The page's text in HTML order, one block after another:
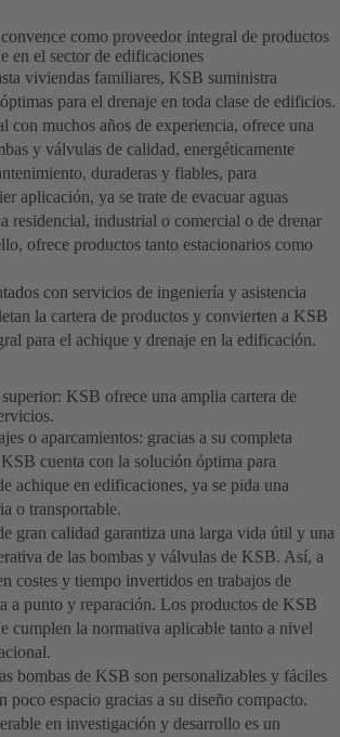
como proveedor integral de productos
en el sector de edificaciones
viviendas familiares, KSB suministra
para el drenaje en toda clase de edificios.
con muchos años de experiencia, ofrece una
y válvulas de calidad, energéticamente
duraderas y fiables, para
aplicación, ya se trate de evacuar aguas
residencial, industrial o comercial o de drenar
ofrece productos tanto estacionarios como
con servicios de ingeniería y asistencia
la cartera de productos y convierten a KSB
para el achique y drenaje en la edificación.
KSB ofrece una amplia cartera de
o aparcamientos: gracias a su completa
cuenta con la solución óptima para
achique en edificaciones, ya se pida una
o transportable.
gran calidad garantiza una larga vida útil y una
de las bombas y válvulas de KSB. Así, a
costes y tiempo invertidos en trabajos de
a punto y reparación. Los productos de KSB
cumplen la normativa aplicable tanto a nivel
bombas de KSB son personalizables y fáciles
poco espacio gracias a su diseño compacto.
en investigación y desarrollo es un